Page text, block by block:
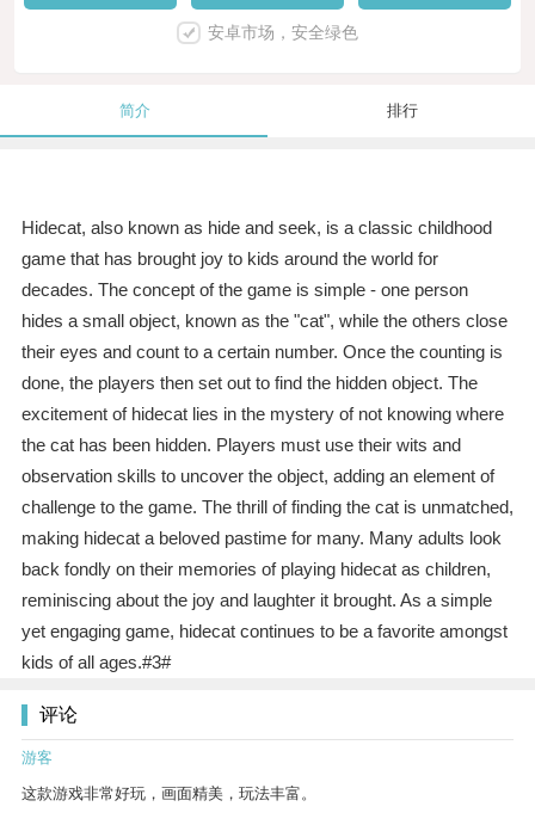
安卓市场，安全绿色
简介 排行
Hidecat, also known as hide and seek, is a classic childhood
game that has brought joy to kids around the world for
decades. The concept of the game is simple - one person
hides a small object, known as the "cat", while the others close
their eyes and count to a certain number. Once the counting is
done, the players then set out to find the hidden object. The
excitement of hidecat lies in the mystery of not knowing where
the cat has been hidden. Players must use their wits and
observation skills to uncover the object, adding an element of
challenge to the game. The thrill of finding the cat is unmatched,
making hidecat a beloved pastime for many. Many adults look
back fondly on their memories of playing hidecat as children,
reminiscing about the joy and laughter it brought. As a simple
yet engaging game, hidecat continues to be a favorite amongst
kids of all ages.#3#
评论
游客
这款游戏非常好玩，画面精美，玩法丰富。